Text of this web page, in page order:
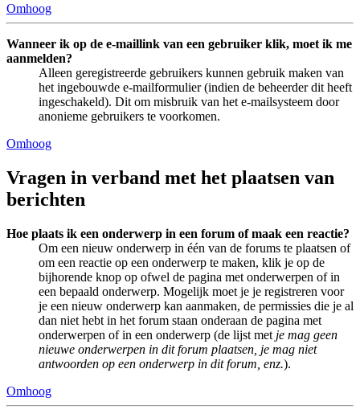
Omhoog
Wanneer ik op de e-maillink van een gebruiker klik, moet ik me
aanmelden?
Alleen geregistreerde gebruikers kunnen gebruik maken van
het ingebouwde e-mailformulier (indien de beheerder dit heeft
ingeschakeld). Dit om misbruik van het e-mailsysteem door
anonieme gebruikers te voorkomen.
Omhoog
Vragen in verband met het plaatsen van
berichten
Hoe plaats ik een onderwerp in een forum of maak een reactie?
Om een nieuw onderwerp in één van de forums te plaatsen of
om een reactie op een onderwerp te maken, klik je op de
bijhorende knop op ofwel de pagina met onderwerpen of in
een bepaald onderwerp. Mogelijk moet je je registreren voor
je een nieuw onderwerp kan aanmaken, de permissies die je al
dan niet hebt in het forum staan onderaan de pagina met
onderwerpen of in een onderwerp (de lijst met je mag geen
nieuwe onderwerpen in dit forum plaatsen, je mag niet
antwoorden op een onderwerp in dit forum, enz.).
Omhoog